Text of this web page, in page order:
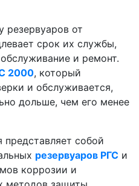
резервуаров от
срок их службы,
и ремонт.
2000, который
и обслуживается,
дольше, чем его менее
собой
резервуаров РГС и
коррозии и